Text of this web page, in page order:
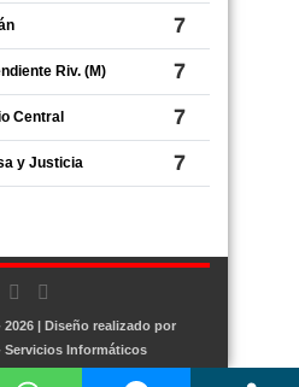
| Diseño realizado por
Servicios Informáticos